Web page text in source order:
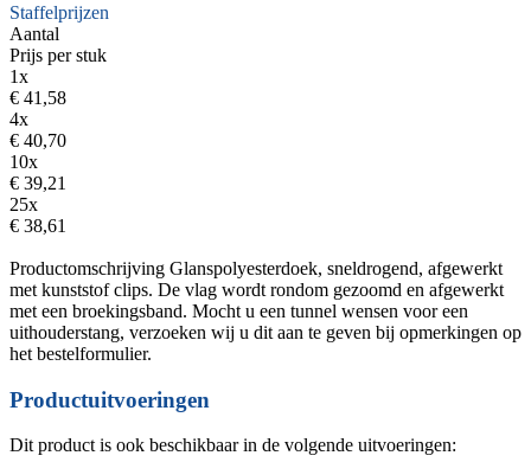
Staffelprijzen
Aantal
Prijs per stuk
1x
€ 41,58
4x
€ 40,70
10x
€ 39,21
25x
€ 38,61
Productomschrijving Glanspolyesterdoek, sneldrogend, afgewerkt
met kunststof clips. De vlag wordt rondom gezoomd en afgewerkt
met een broekingsband. Mocht u een tunnel wensen voor een
uithouderstang, verzoeken wij u dit aan te geven bij opmerkingen op
het bestelformulier.
Productuitvoeringen
Dit product is ook beschikbaar in de volgende uitvoeringen: